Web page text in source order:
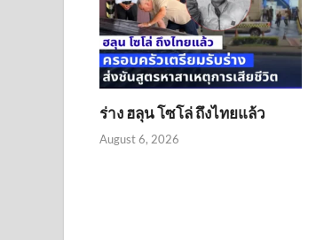
ร่าง ฮลุน โซโล่ ถึงไทยแล้ว
August 6, 2026